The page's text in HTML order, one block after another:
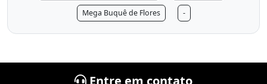
Mega Buquê de Flores -
Entre em contato